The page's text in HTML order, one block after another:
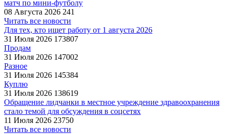
матч по мини-футболу
08 Августа 2026 241
Читать все новости
Для тех, кто ищет работу от 1 августа 2026
31 Июля 2026 173807
Продам
31 Июля 2026 147002
Разное
31 Июля 2026 145384
Куплю
31 Июля 2026 138619
Обращение лидчанки в местное учреждение здравоохранения
стало темой для обсуждения в соцсетях
11 Июля 2026 23750
Читать все новости